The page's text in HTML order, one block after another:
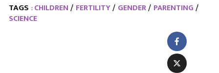
TAGS : CHILDREN FERTILITY GENDER PARENTING
SCIENCE